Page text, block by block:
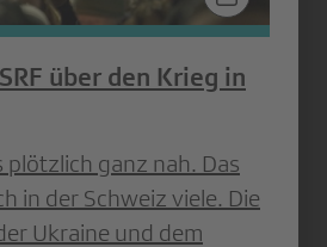
über den Krieg in
plötzlich ganz nah. Das
in der Schweiz viele. Die
Ukraine und dem